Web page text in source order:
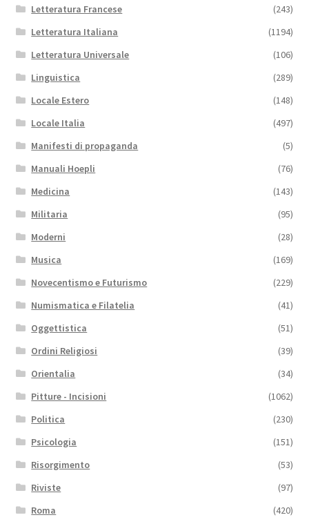
Letteratura Francese
(243)
Letteratura Italiana
(1194)
Letteratura Universale
(106)
Linguistica
(289)
Locale Estero
(148)
Locale Italia
(497)
Manifesti di propaganda
(5)
Manuali Hoepli
(76)
Medicina
(143)
Militaria
(95)
Moderni
(28)
Musica
(169)
Novecentismo e Futurismo
(229)
Numismatica e Filatelia
(41)
Oggettistica
(51)
Ordini Religiosi
(39)
Orientalia
(34)
Pitture - Incisioni
(1062)
Politica
(230)
Psicologia
(151)
Risorgimento
(53)
Riviste
(97)
Roma
(420)